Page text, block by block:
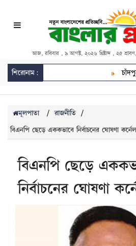
আজ, রবিবার , ৯ আগস্ট, ২০২৬ খ্রিষ্টাব্দ , ২৫
শিরোনাম: চাঁদপুরে
মূলপাতা / রাজনীতি /
বিএনপি ছেড়ে এককভাবে নির্বাচনের ঘোষণা
বিএনপি ছেড়ে
নির্বাচনের ঘোষণা